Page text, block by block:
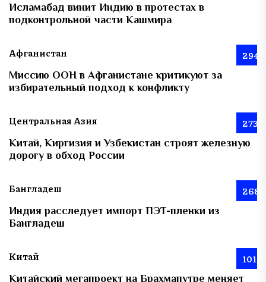
Исламабад винит Индию в протестах в
подконтрольной части Кашмира
Афганистан 294
Миссию ООН в Афганистане критикуют за
избирательный подход к конфликту
Центральная Азия 273
Китай, Киргизия и Узбекистан строят железную
дорогу в обход России
Бангладеш 268
Индия расследует импорт ПЭТ-пленки из
Бангладеш
Китай 101
Китайский мегапроект на Брахмапутре меняет